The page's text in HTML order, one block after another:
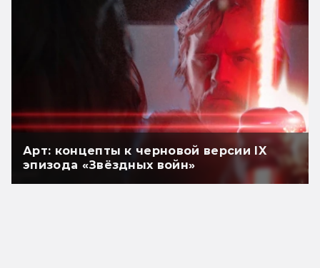
Арт: концепты к черновой версии IX
эпизода «Звёздных войн»